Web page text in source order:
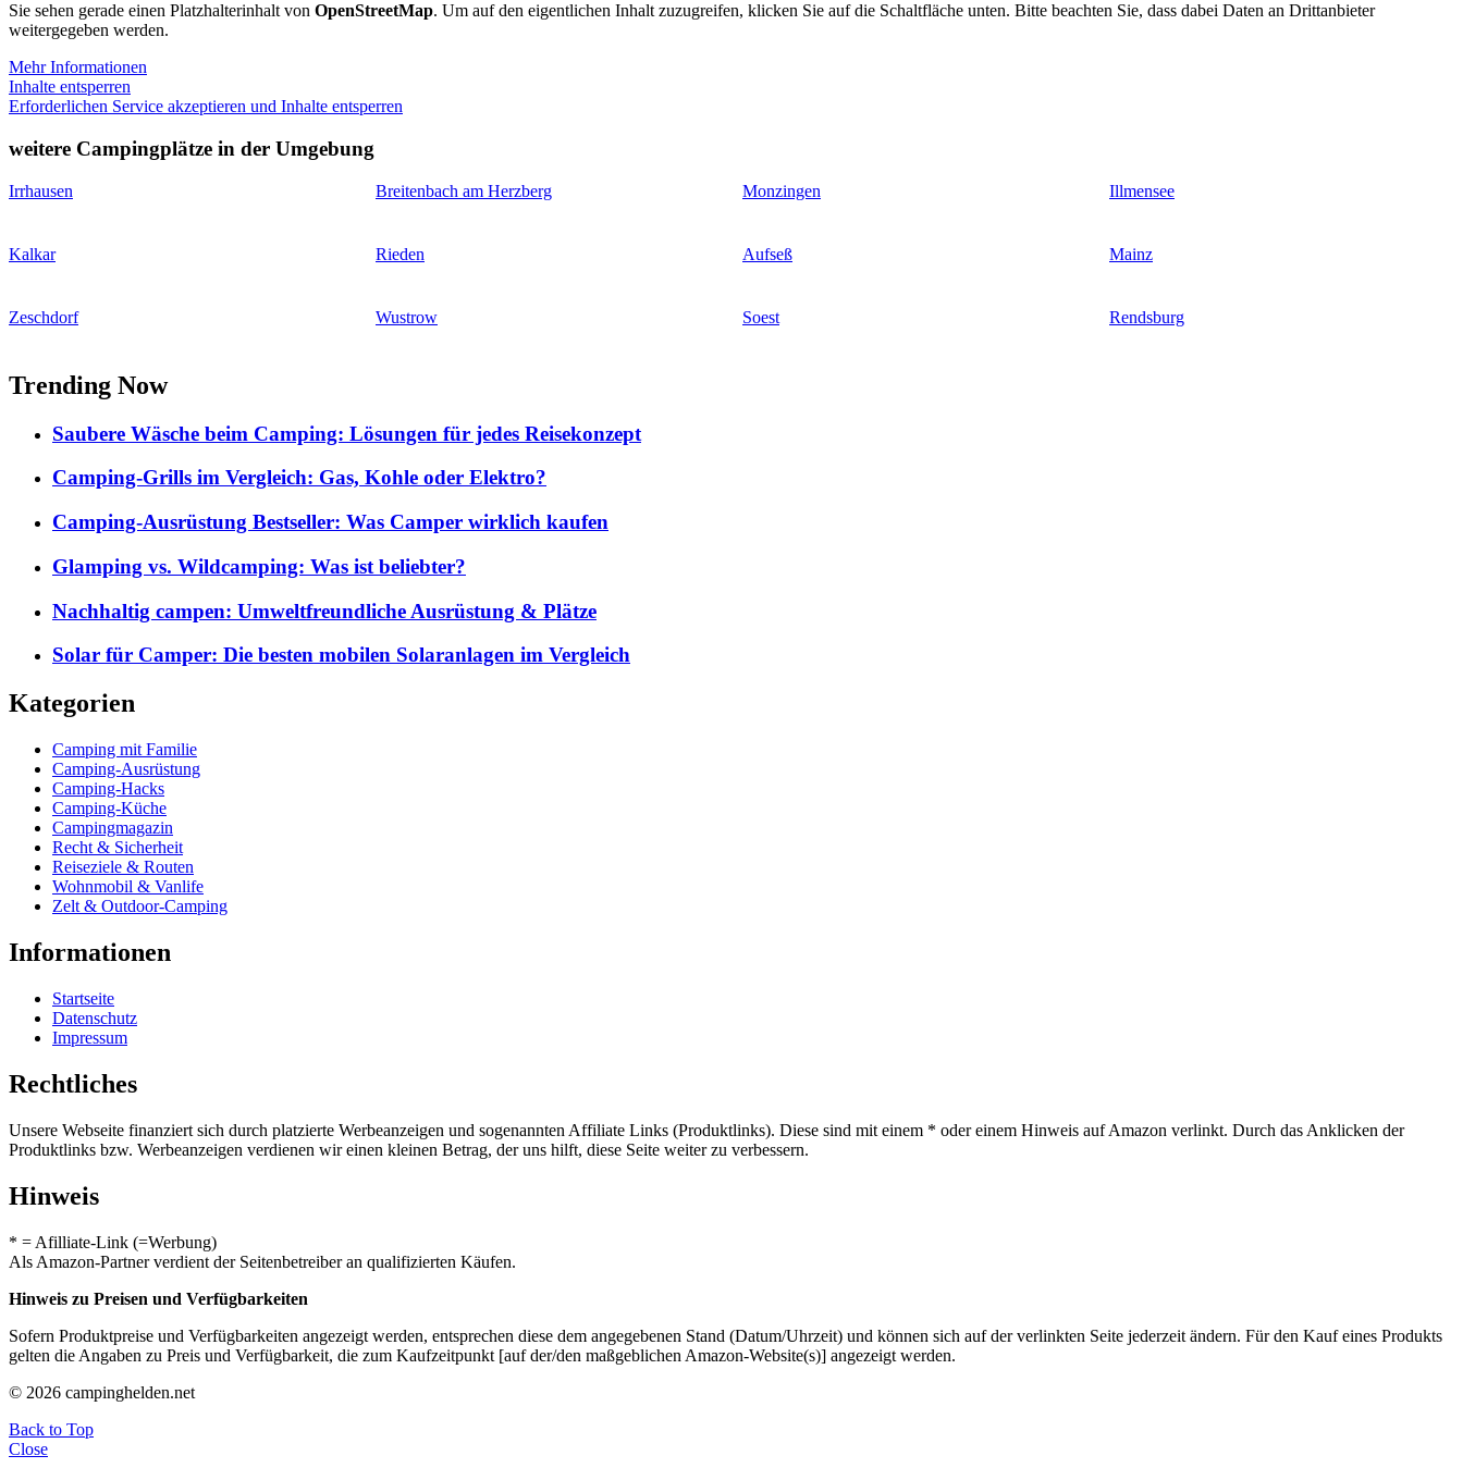
Sie sehen gerade einen Platzhalterinhalt von OpenStreetMap. Um auf den eigentlichen Inhalt zuzugreifen, klicken Sie auf die Schaltfläche unten. Bitte beachten Sie, dass dabei Daten an Drittanbieter
weitergegeben werden.
Mehr Informationen
Inhalte entsperren
Erforderlichen Service akzeptieren und Inhalte entsperren
weitere Campingplätze in der Umgebung
Irrhausen Breitenbach am Herzberg Monzingen Illmensee
Kalkar Rieden Aufseß Mainz
Zeschdorf Wustrow Soest Rendsburg
Trending Now
Saubere Wäsche beim Camping: Lösungen für jedes Reisekonzept
Camping-Grills im Vergleich: Gas, Kohle oder Elektro?
Camping-Ausrüstung Bestseller: Was Camper wirklich kaufen
Glamping vs. Wildcamping: Was ist beliebter?
Nachhaltig campen: Umweltfreundliche Ausrüstung & Plätze
Solar für Camper: Die besten mobilen Solaranlagen im Vergleich
Kategorien
Camping mit Familie
Camping-Ausrüstung
Camping-Hacks
Camping-Küche
Campingmagazin
Recht & Sicherheit
Reiseziele & Routen
Wohnmobil & Vanlife
Zelt & Outdoor-Camping
Informationen
Startseite
Datenschutz
Impressum
Rechtliches
Unsere Webseite finanziert sich durch platzierte Werbeanzeigen und sogenannten Affiliate Links (Produktlinks). Diese sind mit einem * oder einem Hinweis auf Amazon verlinkt. Durch das Anklicken der
Produktlinks bzw. Werbeanzeigen verdienen wir einen kleinen Betrag, der uns hilft, diese Seite weiter zu verbessern.
Hinweis
* = Afilliate-Link (=Werbung)
Als Amazon-Partner verdient der Seitenbetreiber an qualifizierten Käufen.
Hinweis zu Preisen und Verfügbarkeiten
Sofern Produktpreise und Verfügbarkeiten angezeigt werden, entsprechen diese dem angegebenen Stand (Datum/Uhrzeit) und können sich auf der verlinkten Seite jederzeit ändern. Für den Kauf eines Produkts
gelten die Angaben zu Preis und Verfügbarkeit, die zum Kaufzeitpunkt [auf der/den maßgeblichen Amazon-Website(s)] angezeigt werden.
© 2026 campinghelden.net
Back to Top
Close